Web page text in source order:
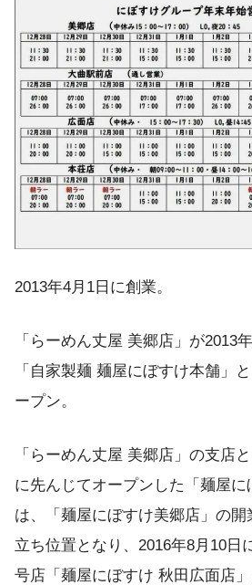
2013年4月1日に創業。
「らーめん丈屋 美郷店」が2013
「自家製麺 麺屋にぼすけ本舗」
ープン。
「らーめん丈屋 美郷店」の支店
に先んじてオープンした「麺屋に
は、「麺屋にぼすけ美郷店」の開
立ち位置となり、2016年8月10日
号店「麺屋にぼすけ 秋田広面店